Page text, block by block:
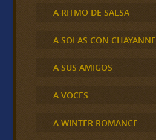
A RITMO DE SALSA
A SOLAS CON CHAYANNE
A SUS AMIGOS
A VOCES
A WINTER ROMANCE